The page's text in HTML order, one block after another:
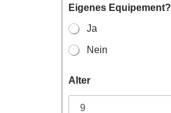
Eigenes Equipement?
Ja
Nein
Alter